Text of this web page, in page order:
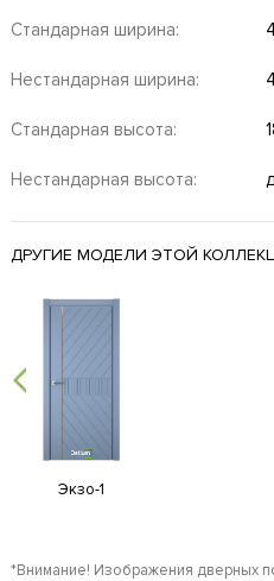
Стандарная ширина:
Нестандарная ширина:
Стандарная высота:
Нестандарная высота:
ДРУГИЕ МОДЕЛИ ЭТОЙ
Экзо-1
*Внимание! Изображения дверных